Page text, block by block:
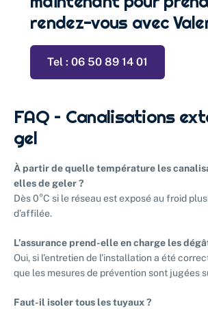
rendez-vous avec
Tel : 06 50 89 14 01
FAQ – Canalisations
gel
À partir de quelle température les
elles de geler ?
Dès 0°C si le réseau est exposé au froid
d’affilée.
L’assurance prend-elle en charge les
Oui, si l’entretien de l’installation a été
que les mesures de prévention sont jugées
Faut-il isoler tous les tuyaux ?